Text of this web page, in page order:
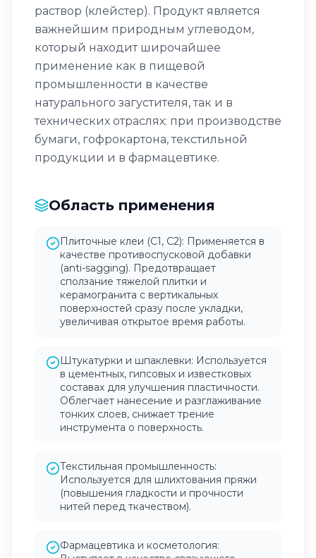
раствор (клейстер). Продукт является
важнейшим природным углеводом,
который находит широчайшее
применение как в пищевой
промышленности в качестве
натурального загустителя, так и в
технических отраслях: при производстве
бумаги, гофрокартона, текстильной
продукции и в фармацевтике.
Область применения
Плиточные клеи (С1, С2): Применяется в
качестве противоспусковой добавки
(anti-sagging). Предотвращает
сползание тяжелой плитки и
керамогранита с вертикальных
поверхностей сразу после укладки,
увеличивая открытое время работы.
Штукатурки и шпаклевки: Используется
в цементных, гипсовых и известковых
составах для улучшения пластичности.
Облегчает нанесение и разглаживание
тонких слоев, снижает трение
инструмента о поверхность.
Текстильная промышленность:
Используется для шлихтования пряжи
(повышения гладкости и прочности
нитей перед ткачеством).
Фармацевтика и косметология: